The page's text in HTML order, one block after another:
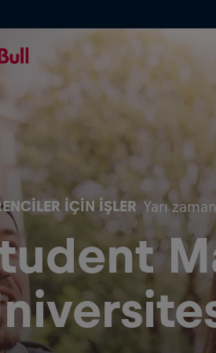
IÇIN İŞLER Yarı